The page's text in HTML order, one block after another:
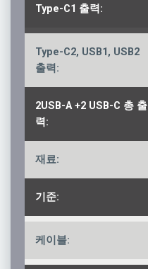
Type-C1 출력:
Type-C2, USB1, USB2
출력:
2USB-A +2 USB-C 총 출
력:
재료:
기준:
케이블: